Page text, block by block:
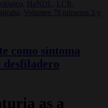
HaNDL,
LCR,
Volumen 78 números 3 y
como síntoma
desfiladero
as a